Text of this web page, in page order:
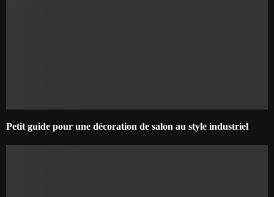
Petit guide pour une décoration de salon au style industriel